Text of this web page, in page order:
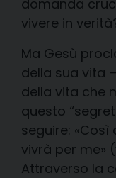
domanda
vivere in
Ma Gesù
della sua vita
della vita che
questo
seguire:
vivrà per me»
Attraverso la